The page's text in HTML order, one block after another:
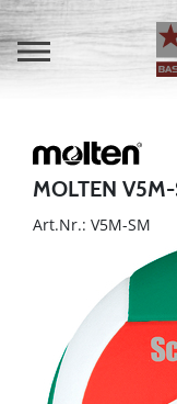
MOLTEN
Art.Nr.: V5M-SM